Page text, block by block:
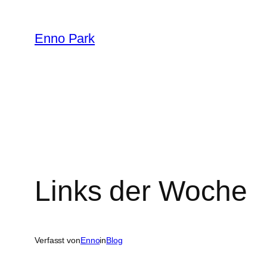
Inhalt
springen
Enno Park
Links der Woche
Verfasst vonEnnoinBlog